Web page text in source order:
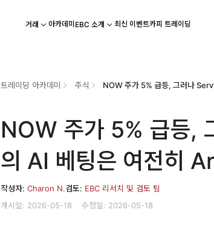
거래 아카데미 EBC 소개 최신 이벤트카피 트레이딩
트레이딩 아카데미 주식
NOW 주가 5% 급등,
의 AI 베팅은 여전히
작성자:Charon N.검토: EBC 리서치 및 검토 팀
게시일: 2026-05-18
수정일: 2026-05-18